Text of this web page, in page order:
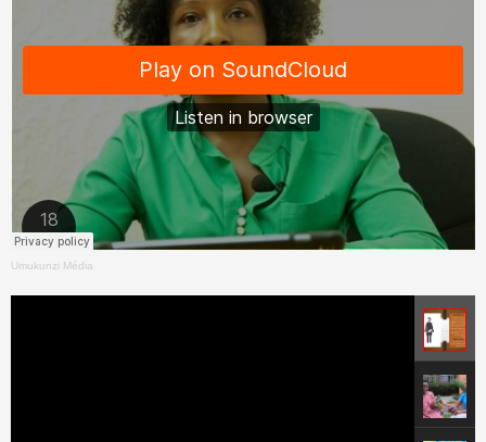
Umukunzi Média